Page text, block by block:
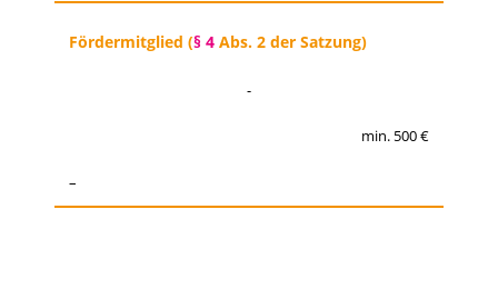
Fördermitglied (§ 4Abs. 2 der Satzung)
-
min. 500 €
–